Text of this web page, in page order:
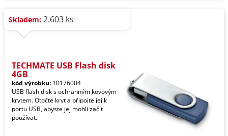
Skladem: 2.603 ks
TECHMATE USB Flash disk
4GB
kód výrobku: 10176004
USB flash disk s ochranným kovovým
krytem. Otočte kryt a připojte jej k
portu USB, abyste jej mohli začít
používat.